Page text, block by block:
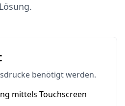
Lösung.
benötigt werden.
mittels Touchscreen